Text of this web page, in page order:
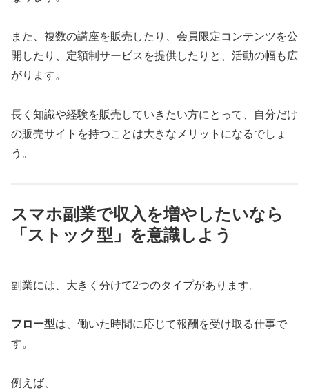
また、複数の講座を販売したり、会員限定コンテンツを公
開したり、定額制サービスを提供したりと、活動の幅も広
がります。
長く知識や経験を販売していきたい方にとって、自分だけ
の販売サイトを持つことは大きなメリットになるでしょ
う。
スマホ副業で収入を増やしたいなら
「ストック型」を意識しよう
副業には、大きく分けて2つのタイプがあります。
フロー型は、働いた時間に応じて報酬を受け取る仕事で
す。
例えば、